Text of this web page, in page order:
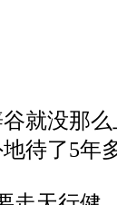
就没那
待了5年